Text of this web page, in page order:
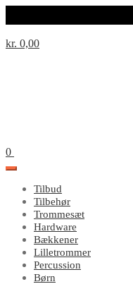
kr. 0,00
0
Tilbud
Tilbehør
Trommesæt
Hardware
Bækkener
Lilletrommer
Percussion
Børn